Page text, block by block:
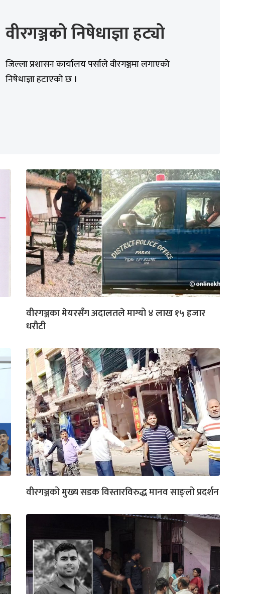
वीरगञ्जको निषेधाज्ञा हट्यो
जिल्ला प्रशासन कार्यालय पर्साले वीरगञ्जमा लगाएको
निषेधाज्ञा हटाएको छ ।
वीरगञ्जका मेयरसँग अदालतले माग्यो ४ लाख १५ हजार
धरौटी
वीरगञ्जको मुख्य सडक विस्तारविरुद्ध मानव साङ्लो प्रदर्शन